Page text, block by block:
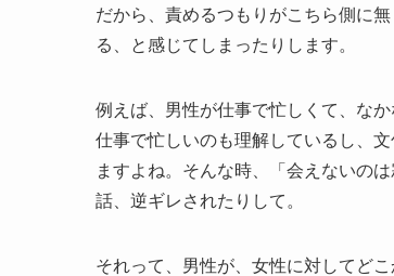
だから、責めるつもりがこちら側に
る、と感じてしまったりします。
例えば、男性が仕事で忙しくて、な
仕事で忙しいのも理解しているし、
ますよね。そんな時、「会えないの
話、逆ギレされたりして。
それって、男性が、女性に対してど